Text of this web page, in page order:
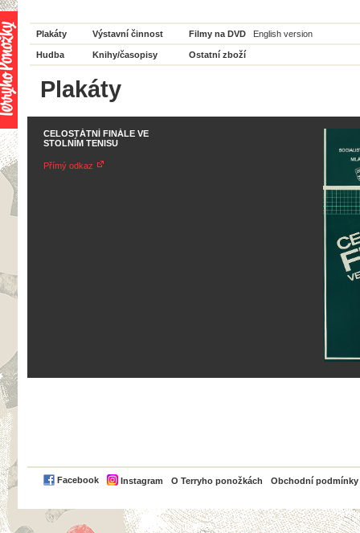
Plakáty Výstavní činnost Filmy na DVD English version
Hudba Knihy/časopisy Ostatní zboží
Plakáty
CELOSTÁTNÍ FINÁLE VE
STOLNÍM TENISU
Přímý odkaz
Facebook Instagram O Terryho ponožkách Obchodní podmínky
PayPal